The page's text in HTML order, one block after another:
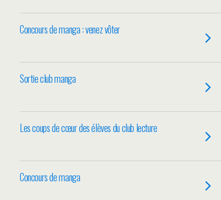
Concours de manga : venez vôter
Sortie club manga
Les coups de cœur des élèves du club lecture
Concours de manga